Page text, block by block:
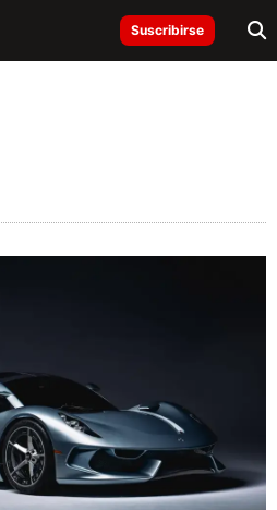
Suscribirse